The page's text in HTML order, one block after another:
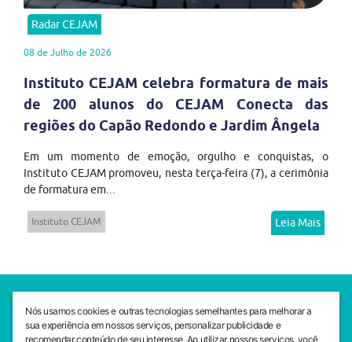
Radar CEJAM
08 de Julho de 2026
Instituto CEJAM celebra formatura de mais
de 200 alunos do CEJAM Conecta das
regiões do Capão Redondo e Jardim Ângela
Em um momento de emoção, orgulho e conquistas, o
Instituto CEJAM promoveu, nesta terça-feira (7), a cerimônia
de formatura em...
Instituto CEJAM Leia Mais
SEDE CEJAM
Av. da Liberdade, 765, Liberdade, São Paulo, 01503-001
(11) 3469 - 1818
Nós usamos cookies e outras tecnologias semelhantes para melhorar a
sua experiência em nossos serviços, personalizar publicidade e
recomendar conteúdo de seu interesse. Ao utilizar nossos serviços, você